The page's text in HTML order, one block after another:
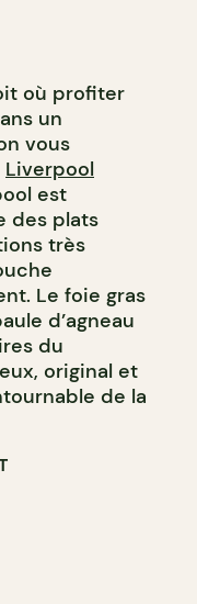
où profiter
un
vous
Liverpool
est
des plats
très
Le foie gras
d’agneau
du
original et
de la